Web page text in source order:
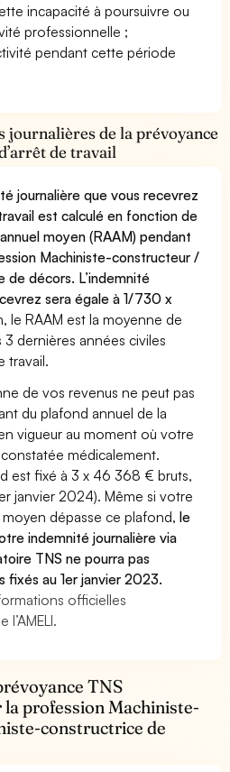
incapacité à poursuivre ou
professionnelle ;
pendant cette période
journalières de la prévoyance
de travail
journalière que vous recevrez
est calculé en fonction de
moyen (RAAM) pendant
Machiniste-constructeur /
décors. L’indemnité
sera égale à 1/730 x
le RAAM est la moyenne de
dernières années civiles
travail.
de vos revenus ne peut pas
du plafond annuel de la
vigueur au moment où votre
médicalement.
est fixé à 3 x 46 368 € bruts,
janvier 2024). Même si votre
dépasse ce plafond,le
indemnité journalière via
TNS ne pourra pas
au 1er janvier 2023.
officielles
TNS
profession Machiniste-
constructrice de